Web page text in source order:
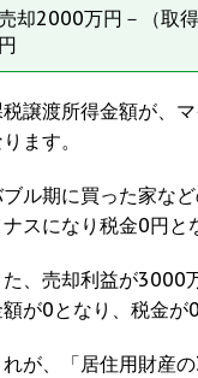
却2000万円－（取
円
譲渡所得金額が、
ます。
ル期に買った家な
スになり税金0円と
た、売却利益が3000
が0となり、税金が
れが、「居住用財産